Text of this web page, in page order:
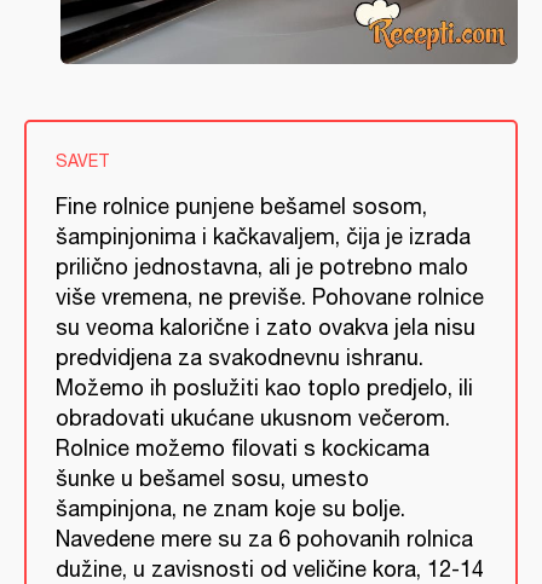
SAVET
Fine rolnice punjene bešamel sosom,
šampinjonima i kačkavaljem, čija je izrada
prilično jednostavna, ali je potrebno malo
više vremena, ne previše. Pohovane rolnice
su veoma kalorične i zato ovakva jela nisu
predvidjena za svakodnevnu ishranu.
Možemo ih poslužiti kao toplo predjelo, ili
obradovati ukućane ukusnom večerom.
Rolnice možemo filovati s kockicama
šunke u bešamel sosu, umesto
šampinjona, ne znam koje su bolje.
Navedene mere su za 6 pohovanih rolnica
dužine, u zavisnosti od veličine kora, 12-14